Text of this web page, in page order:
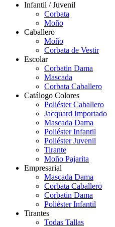
Infantil / Juvenil
Corbata
Moño
Caballero
Moño
Corbata de Vestir
Escolar
Corbatin Dama
Mascada
Corbata Caballero
Catálogo Colores
Poliéster Caballero
Jacquard Importado
Mascada Dama
Poliéster Infantil
Poliéster Juvenil
Tirante
Moño Pajarita
Empresarial
Mascada Dama
Corbata Caballero
Corbatin Dama
Poliéster Infantil
Tirantes
Todas Tallas